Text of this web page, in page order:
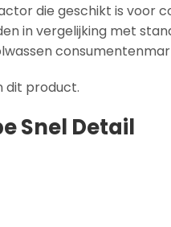
die geschikt is voor
in vergelijking met
dit product.
Snel Detail